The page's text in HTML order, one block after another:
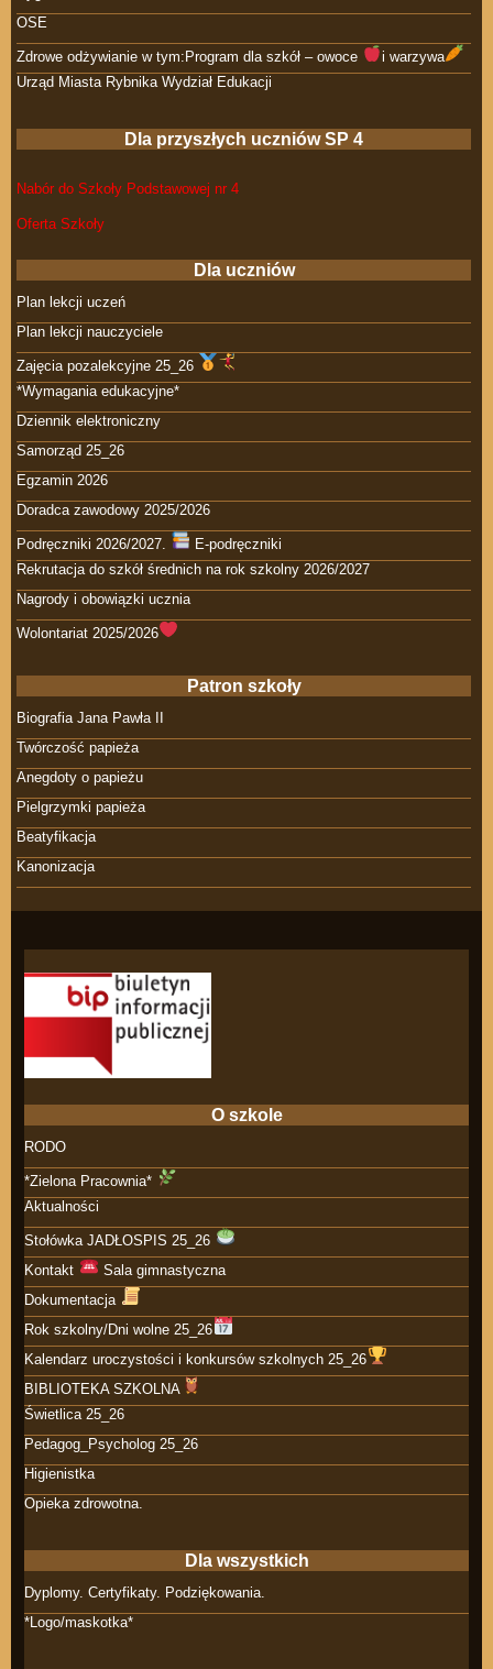
OSE
Zdrowe odżywianie w tym:Program dla szkół – owoce
i warzywa
Urząd Miasta Rybnika Wydział Edukacji
Dla przyszłych uczniów SP 4
Nabór do Szkoły Podstawowej nr 4
Oferta Szkoły
Dla uczniów
Plan lekcji uczeń
Plan lekcji nauczyciele
Zajęcia pozalekcyjne 25_26
*Wymagania edukacyjne*
Dziennik elektroniczny
Samorząd 25_26
Egzamin 2026
Doradca zawodowy 2025/2026
Podręczniki 2026/2027.
E-podręczniki
Rekrutacja do szkół średnich na rok szkolny 2026/2027
Nagrody i obowiązki ucznia
Wolontariat 2025/2026
Patron szkoły
Biografia Jana Pawła II
Twórczość papieża
Anegdoty o papieżu
Pielgrzymki papieża
Beatyfikacja
Kanonizacja
O szkole
RODO
*Zielona Pracownia*
Aktualności
Stołówka JADŁOSPIS 25_26
Kontakt
Sala gimnastyczna
Dokumentacja
Rok szkolny/Dni wolne 25_26
Kalendarz uroczystości i konkursów szkolnych 25_26
BIBLIOTEKA SZKOLNA
Świetlica 25_26
Pedagog_Psycholog 25_26
Higienistka
Opieka zdrowotna.
Dla wszystkich
Dyplomy. Certyfikaty. Podziękowania.
*Logo/maskotka*